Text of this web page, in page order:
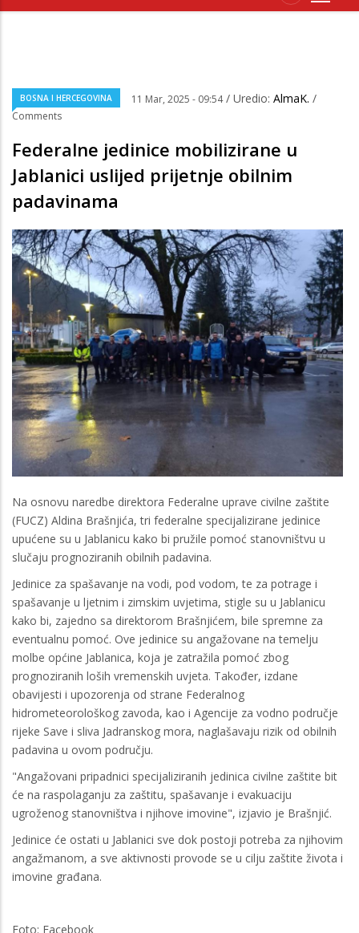
BOSNA I HERCEGOVINA 11 Mar, 2025 - 09:54 / Uredio: AlmaK. /
Comments
Federalne jedinice mobilizirane u
Jablanici uslijed prijetnje obilnim
padavinama
Na osnovu naredbe direktora Federalne uprave civilne zaštite
(FUCZ) Aldina Brašnjića, tri federalne specijalizirane jedinice
upućene su u Jablanicu kako bi pružile pomoć stanovništvu u
slučaju prognoziranih obilnih padavina.
Jedinice za spašavanje na vodi, pod vodom, te za potrage i
spašavanje u ljetnim i zimskim uvjetima, stigle su u Jablanicu
kako bi, zajedno sa direktorom Brašnjićem, bile spremne za
eventualnu pomoć. Ove jedinice su angažovane na temelju
molbe općine Jablanica, koja je zatražila pomoć zbog
prognoziranih loših vremenskih uvjeta. Također, izdane
obavijesti i upozorenja od strane Federalnog
hidrometeorološkog zavoda, kao i Agencije za vodno područje
rijeke Save i sliva Jadranskog mora, naglašavaju rizik od obilnih
padavina u ovom području.
"Angažovani pripadnici specijaliziranih jedinica civilne zaštite bit
će na raspolaganju za zaštitu, spašavanje i evakuaciju
ugroženog stanovništva i njihove imovine", izjavio je Brašnjić.
Jedinice će ostati u Jablanici sve dok postoji potreba za njihovim
angažmanom, a sve aktivnosti provode se u cilju zaštite života i
imovine građana.
Foto: Facebook